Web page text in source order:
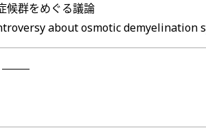
候群をめぐる議論
about osmotic demyelination